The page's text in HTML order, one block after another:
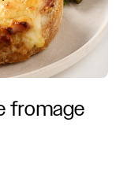
fromage